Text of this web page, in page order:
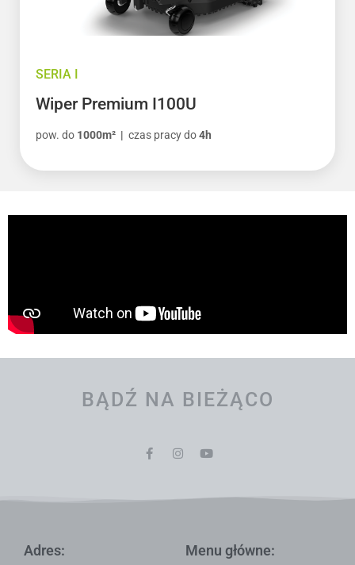
SERIA I
Wiper Premium I100U
pow. do 1000m² | czas pracy do4h
BĄDŹ NA BIEŻĄCO
Adres: Menu główne: